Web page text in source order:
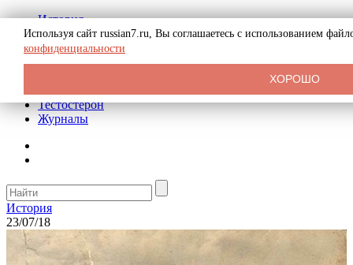
История
Биография
Криминал
Реклама на сайте
Тестостерон
Журналы
История
23/07/18
Используя сайт russian7.ru, Вы соглашаетесь с использованием
конфиденциальности
ХОРОШО